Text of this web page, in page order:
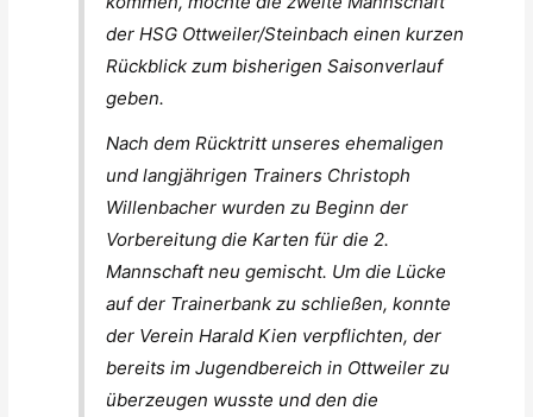
der HSG Ottweiler/Steinbach einen kurzen
Rückblick zum bisherigen Saisonverlauf
geben.
Nach dem Rücktritt unseres ehemaligen
und langjährigen Trainers Christoph
Willenbacher wurden zu Beginn der
Vorbereitung die Karten für die 2.
Mannschaft neu gemischt. Um die Lücke
auf der Trainerbank zu schließen, konnte
der Verein Harald Kien verpflichten, der
bereits im Jugendbereich in Ottweiler zu
überzeugen wusste und den die